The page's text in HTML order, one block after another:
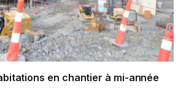
en chantier à mi-année